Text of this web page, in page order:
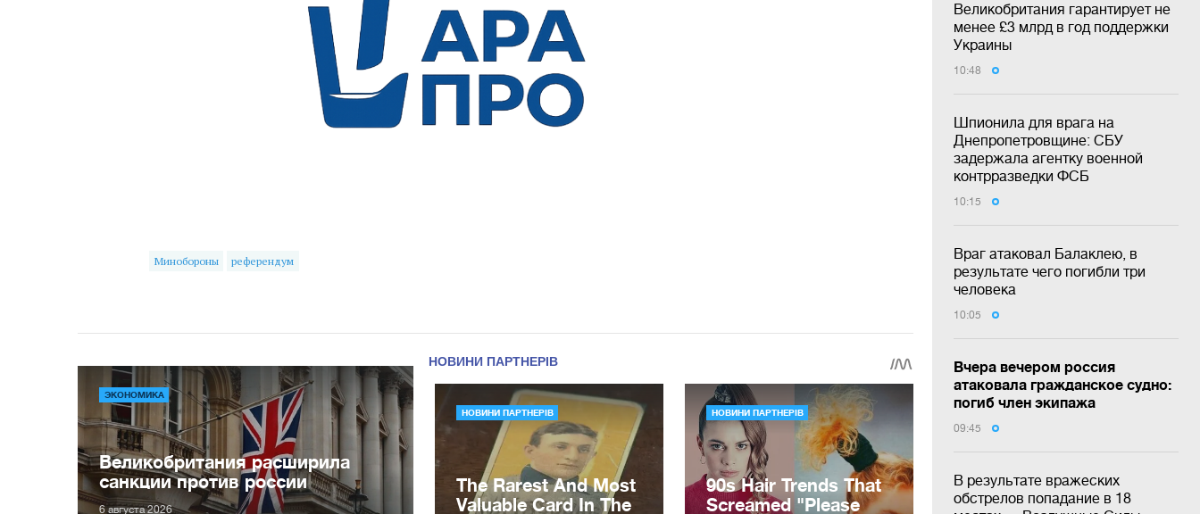
Великобритания гарантирует не
менее £3 млрд в год поддержки
Украины
10:48
Шпионила для врага на
Днепропетровщине: СБУ
задержала агентку военной
контрразведки ФСБ
10:15
Враг атаковал Балаклею, в
результате чего погибли три
человека
10:05
Вчера вечером россия
атаковала гражданское судно:
погиб член экипажа
09:45
В результате вражеских
обстрелов попадание в 18
Минобороны референдум
ЭКОНОМИКА
Великобритания расширила
санкции против россии
6 августа 2026